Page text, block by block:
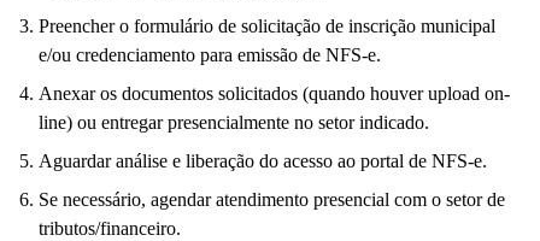
Preencher o formulário de solicitação de inscrição municipal
e/ou credenciamento para emissão de NFS-e.
Anexar os documentos solicitados (quando houver upload on-
line) ou entregar presencialmente no setor indicado.
Aguardar análise e liberação do acesso ao portal de NFS-e.
Se necessário, agendar atendimento presencial com o setor de
tributos/financeiro.